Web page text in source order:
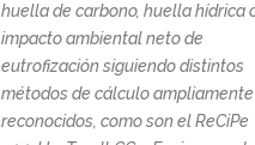
huella de carbono, huella hídrica
impacto ambiental neto de
eutrofización siguiendo distintos
métodos de cálculo ampliamente
reconocidos, como son el ReCiPe